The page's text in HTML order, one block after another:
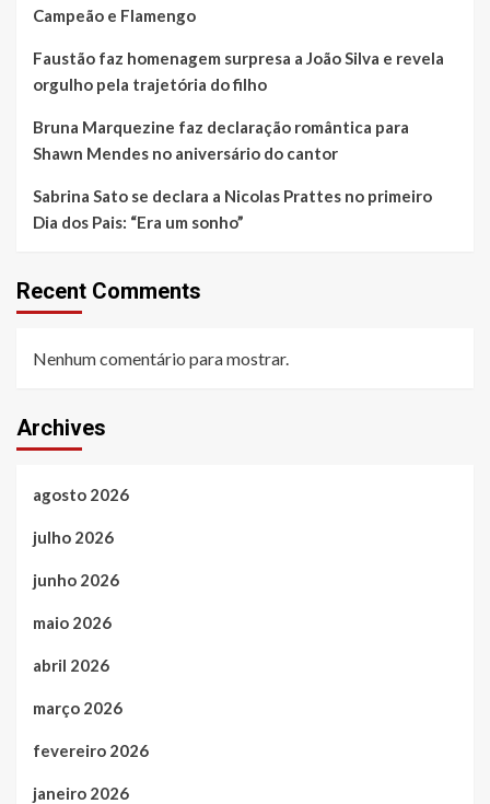
Campeão e Flamengo
Faustão faz homenagem surpresa a João Silva e revela
orgulho pela trajetória do filho
Bruna Marquezine faz declaração romântica para
Shawn Mendes no aniversário do cantor
Sabrina Sato se declara a Nicolas Prattes no primeiro
Dia dos Pais: “Era um sonho”
Recent Comments
Nenhum comentário para mostrar.
Archives
agosto 2026
julho 2026
junho 2026
maio 2026
abril 2026
março 2026
fevereiro 2026
janeiro 2026